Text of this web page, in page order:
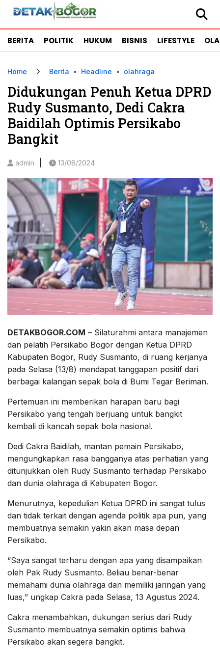
BERITA POLITIK HUKUM BISNIS LIFESTYLE
Home Berita • Headline • olahraga
Didukungan Penuh Ketua DPRD
Rudy Susmanto, Dedi Cakra
Baidilah Optimis Persikabo
Bangkit
admin 13/08/2024
DETAKBOGOR.COM – Silaturahmi antara manajemen
dan pelatih Persikabo Bogor dengan Ketua DPRD
Kabupaten Bogor, Rudy Susmanto, di ruang kerjanya
pada Selasa (13/8) mendapat tanggapan positif dari
berbagai kalangan sepak bola di Bumi Tegar Beriman.
Pertemuan ini memberikan harapan baru bagi
Persikabo yang tengah berjuang untuk bangkit
kembali di kancah sepak bola nasional.
Dedi Cakra Baidilah, mantan pemain Persikabo,
mengungkapkan rasa bangganya atas perhatian yang
ditunjukkan oleh Rudy Susmanto terhadap Persikabo
dan dunia olahraga di Kabupaten Bogor.
Menurutnya, kepedulian Ketua DPRD ini sangat tulus
dan tidak terkait dengan agenda politik apa pun, yang
membuatnya semakin yakin akan masa depan
Persikabo.
“Saya sangat terharu dengan apa yang disampaikan
oleh Pak Rudy Susmanto. Beliau benar-benar
memahami dunia olahraga dan memiliki jaringan yang
luas,” ungkap Cakra pada Selasa, 13 Agustus 2024.
Cakra menambahkan, dukungan serius dari Rudy
Susmanto membuatnya semakin optimis bahwa
Persikabo akan segera bangkit.